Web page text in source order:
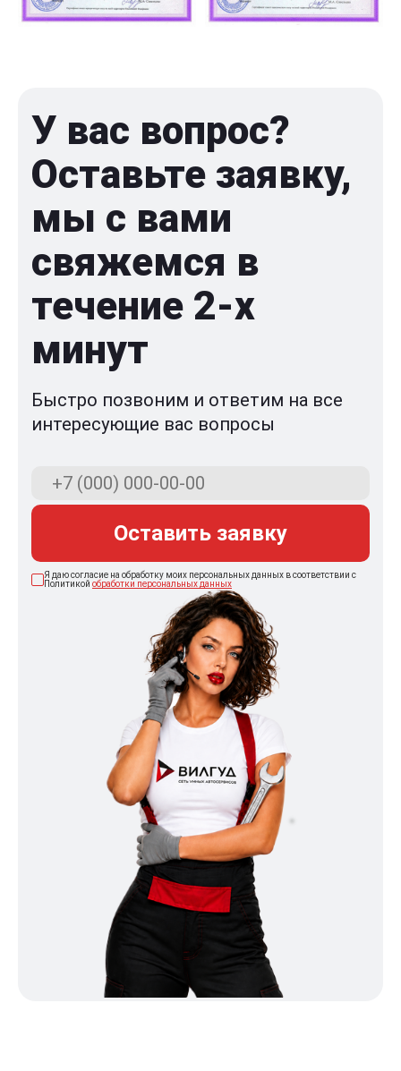
У вас вопрос?
Оставьте заявку,
мы с вами
свяжемся в
течение 2-x
минут
Быстро позвоним и ответим на все
интересующие вас вопросы
Оставить заявку
Я даю согласие на обработку моих персональных данных в соответствии с
Политикой обработки персональных данных